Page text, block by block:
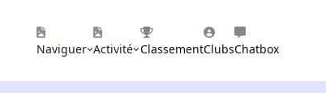
Naviguer Activité ClassementClubsChatbox